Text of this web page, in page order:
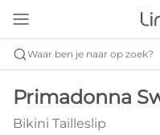
Waar ben je naar op zoek?
Primadonna
Bikini Tailleslip